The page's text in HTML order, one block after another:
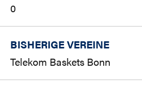
0
BISHERIGE VEREINE
Telekom Baskets Bonn